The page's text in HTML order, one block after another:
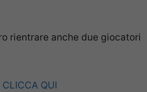
rientrare anche due giocatori
CLICCA QUI